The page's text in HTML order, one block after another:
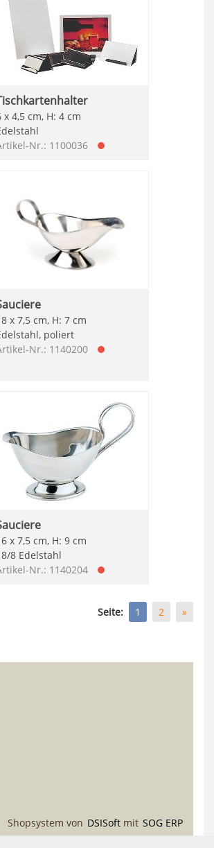
x 4,5 cm, H: 4 cm
Nr.: 1100036
x 7,5 cm, H: 7 cm
poliert
Nr.: 1140200
x 7,5 cm, H: 9 cm
8 Edelstahl
Nr.: 1140204
Seite: 1 2 »
Shopsystem von DSISoft mit SOG ERP